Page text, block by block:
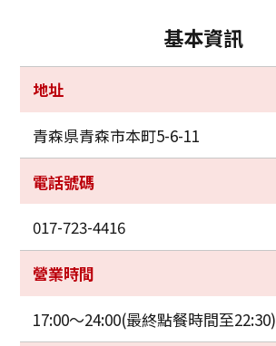
基本資訊
地址
青森県青森市本町5-6-11
電話號碼
017-723-4416
營業時間
17:00～24:00(最終點餐時間至22:30)